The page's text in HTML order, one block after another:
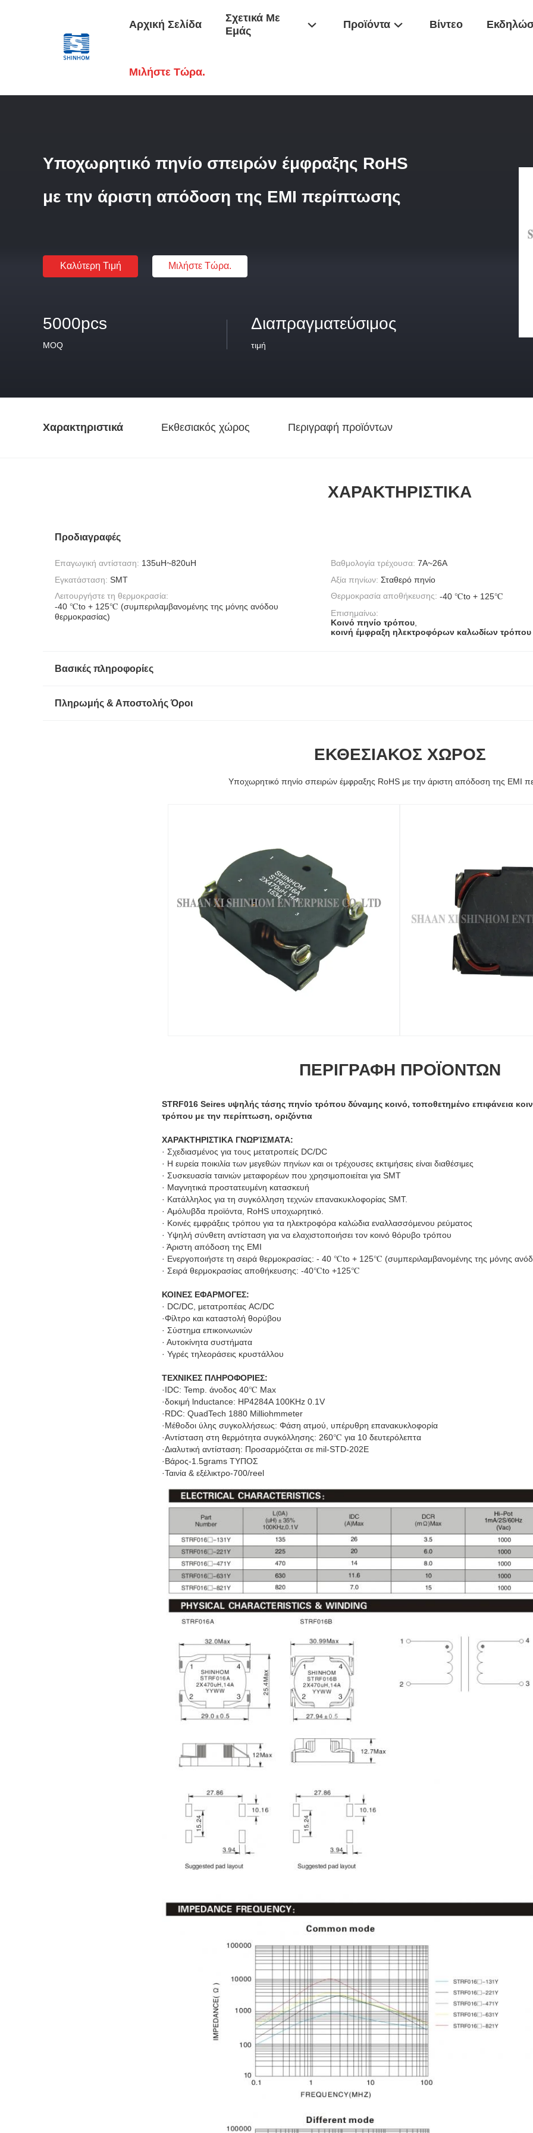
Αρχική Σελίδα
Σχετικά Με
Εμάς
Προϊόντα Βίντεο
Μιλήστε Τώρα.
Υποχωρητικό πηνίο σπειρών έμφραξης RoHS
με την άριστη απόδοση της EMI περίπτωσης
Καλύτερη Τιμή Μιλήστε Τώρα.
5000pcs
MOQ
Διαπραγματεύσιμος
τιμή
Χαρακτηριστικά Εκθεσιακός χώρος Περιγραφή προϊόντων
ΧΑΡΑΚΤΗΡΙΣΤΙΚΆ
Προδιαγραφές
Επαγωγική αντίσταση: 135uH~820uH Βαθμολογία τρέχουσα: 7A~26A
Εγκατάσταση: SMT Αξία πηνίων: Σταθερό πηνίο
Λειτουργήστε τη θερμοκρασία:
-40 ℃to + 125℃ (συμπεριλαμβανομένης της μόνης ανόδου
θερμοκρασίας)
Θερμοκρασία αποθήκευσης: -40 ℃to + 125℃
Επισημαίνω:
Κοινό πηνίο τρόπου
κοινή έμφραξη ηλεκτροφόρων καλωδίων τρόπου
Βασικές πληροφορίες
Πληρωμής & Αποστολής Όροι
ΕΚΘΕΣΙΑΚΌΣ ΧΏΡΟΣ
Υποχωρητικό πηνίο σπειρών έμφραξης RoHS με την άριστη απόδοση της EMI
ΠΕΡΙΓΡΑΦΉ ΠΡΟΪΌΝΤΩΝ
STRF016 Seires υψηλής τάσης πηνίο τρόπου δύναμης κοινό, τοποθετημένο επιφάνεια
τρόπου με την περίπτωση, οριζόντια
ΧΑΡΑΚΤΗΡΙΣΤΙΚΑ ΓΝΩΡΊΣΜΑΤΑ:
· Σχεδιασμένος για τους μετατροπείς DC/DC
· Η ευρεία ποικιλία των μεγεθών πηνίων και οι τρέχουσες εκτιμήσεις είναι διαθέσιμες
· Συσκευασία ταινιών μεταφορέων που χρησιμοποιείται για SMT
· Μαγνητικά προστατευμένη κατασκευή
· Κατάλληλος για τη συγκόλληση τεχνών επανακυκλοφορίας SMT.
· Αμόλυβδα προϊόντα, RoHS υποχωρητικό.
· Κοινές εμφράξεις τρόπου για τα ηλεκτροφόρα καλώδια εναλλασσόμενου ρεύματος
· Υψηλή σύνθετη αντίσταση για να ελαχιστοποιήσει τον κοινό θόρυβο τρόπου
· Άριστη απόδοση της EMI
· Ενεργοποιήστε τη σειρά θερμοκρασίας: - 40 ℃to + 125℃ (συμπεριλαμβανομένης της μόνης
· Σειρά θερμοκρασίας αποθήκευσης: -40℃to +125℃
ΚΟΙΝΕΣ ΕΦΑΡΜΟΓΕΣ:
· DC/DC, μετατροπέας AC/DC
·Φίλτρο και καταστολή θορύβου
· Σύστημα επικοινωνιών
· Αυτοκίνητα συστήματα
· Υγρές τηλεοράσεις κρυστάλλου
ΤΕΧΝΙΚΕΣ ΠΛΗΡΟΦΟΡΙΕΣ:
·IDC: Temp. άνοδος 40℃ Max
·δοκιμή lnductance: HP4284A 100KHz 0.1V
·RDC: QuadTech 1880 Milliohmmeter
·Μέθοδοι ύλης συγκολλήσεως: Φάση ατμού, υπέρυθρη επανακυκλοφορία
·Αντίσταση στη θερμότητα συγκόλλησης: 260℃ για 10 δευτερόλεπτα
·Διαλυτική αντίσταση: Προσαρμόζεται σε mil-STD-202E
·Βάρος-1.5grams ΤΥΠΟΣ
·Ταινία & εξέλικτρο-700/reel